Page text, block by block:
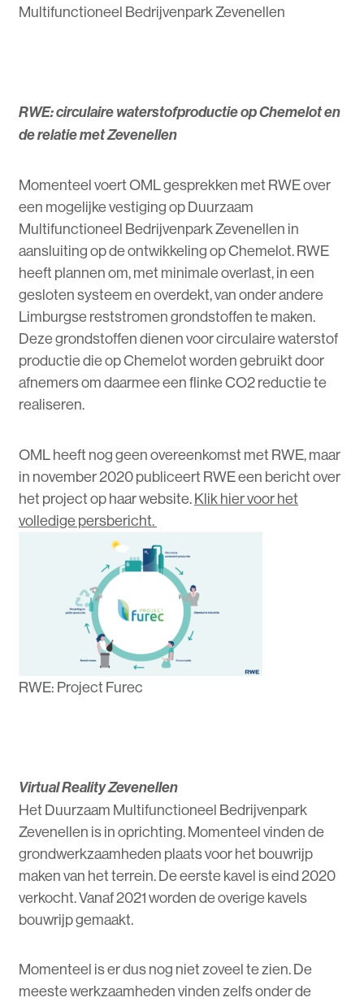
Multifunctioneel Bedrijvenpark Zevenellen
RWE: circulaire waterstofproductie op Chemelot en
de relatie met Zevenellen
Momenteel voert OML gesprekken met RWE over
een mogelijke vestiging op Duurzaam
Multifunctioneel Bedrijvenpark Zevenellen in
aansluiting op de ontwikkeling op Chemelot. RWE
heeft plannen om, met minimale overlast, in een
gesloten systeem en overdekt, van onder andere
Limburgse reststromen grondstoffen te maken.
Deze grondstoffen dienen voor circulaire waterstof
productie die op Chemelot worden gebruikt door
afnemers om daarmee een flinke CO2 reductie te
realiseren.
OML heeft nog geen overeenkomst met RWE, maar
in november 2020 publiceert RWE een bericht over
het project op haar website.Klik hier voor het
volledige persbericht.
RWE: Project Furec
Virtual Reality Zevenellen
Het Duurzaam Multifunctioneel Bedrijvenpark
Zevenellen is in oprichting. Momenteel vinden de
grondwerkzaamheden plaats voor het bouwrijp
maken van het terrein. De eerste kavel is eind 2020
verkocht. Vanaf 2021 worden de overige kavels
bouwrijp gemaakt.
Momenteel is er dus nog niet zoveel te zien. De
meeste werkzaamheden vinden zelfs onder de